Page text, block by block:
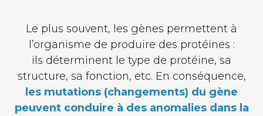
Le plus souvent, les gènes permettent à
l’organisme de produire des protéines :
ils déterminent le type de protéine, sa
structure, sa fonction, etc. En conséquence,
les mutations (changements) du gène
peuvent conduire à des anomalies dans la